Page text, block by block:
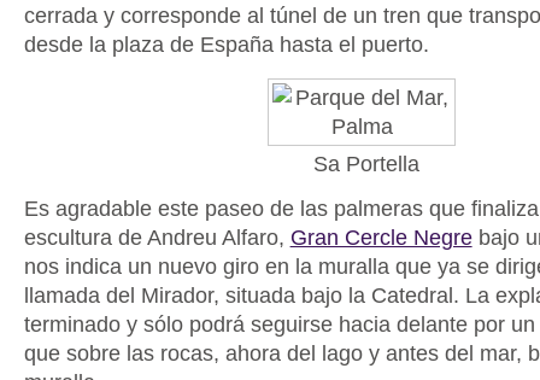
cerrada y corresponde al túnel de un tren que
desde la plaza de España hasta el puerto.
Sa Portella
Es agradable este paseo de las palmeras que
escultura de Andreu Alfaro, Gran Cercle Negrebajo
nos indica un nuevo giro en la muralla que ya se
llamada del Mirador, situada bajo la Catedral. La
terminado y sólo podrá seguirse hacia delante por
que sobre las rocas, ahora del lago y antes del mar,